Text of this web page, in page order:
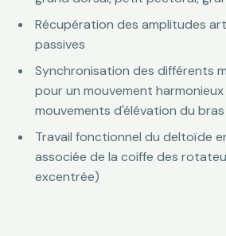
Récupération des amplitudes
passives
Synchronisation des différents
pour un mouvement
mouvements d'élévation du bras
Travail fonctionnel du deltoïde
associée de la coiffe des
excentrée)